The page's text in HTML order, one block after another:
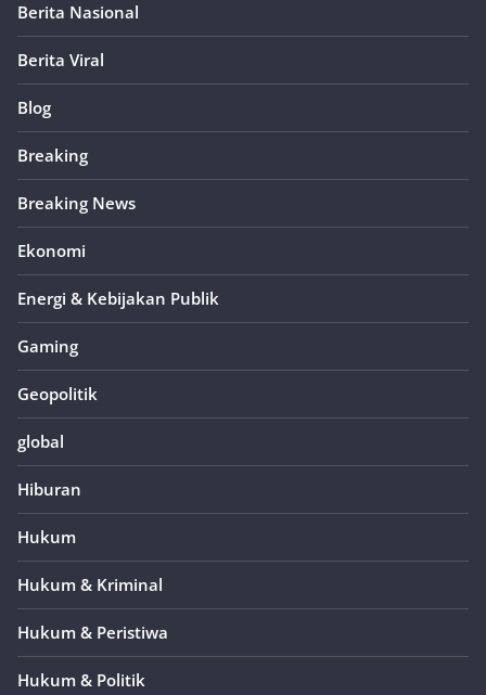
Berita Nasional
Berita Viral
Blog
Breaking
Breaking News
Ekonomi
Energi & Kebijakan Publik
Gaming
Geopolitik
global
Hiburan
Hukum
Hukum & Kriminal
Hukum & Peristiwa
Hukum & Politik